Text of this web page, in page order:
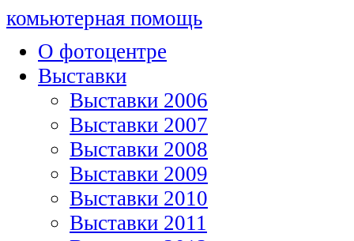
комьютерная помощь
О фотоцентре
Выставки
Выставки 2006
Выставки 2007
Выставки 2008
Выставки 2009
Выставки 2010
Выставки 2011